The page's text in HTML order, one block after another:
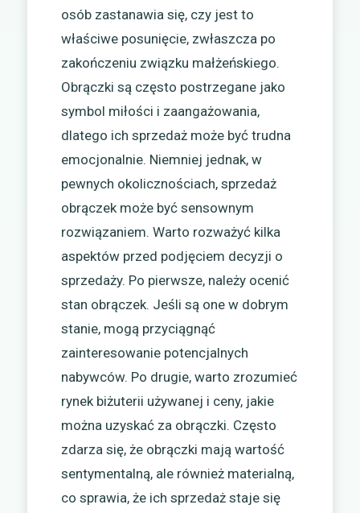
osób zastanawia się, czy jest to
właściwe posunięcie, zwłaszcza po
zakończeniu związku małżeńskiego.
Obrączki są często postrzegane jako
symbol miłości i zaangażowania,
dlatego ich sprzedaż może być trudna
emocjonalnie. Niemniej jednak, w
pewnych okolicznościach, sprzedaż
obrączek może być sensownym
rozwiązaniem. Warto rozważyć kilka
aspektów przed podjęciem decyzji o
sprzedaży. Po pierwsze, należy ocenić
stan obrączek. Jeśli są one w dobrym
stanie, mogą przyciągnąć
zainteresowanie potencjalnych
nabywców. Po drugie, warto zrozumieć
rynek biżuterii używanej i ceny, jakie
można uzyskać za obrączki. Często
zdarza się, że obrączki mają wartość
sentymentalną, ale również materialną,
co sprawia, że ich sprzedaż staje się